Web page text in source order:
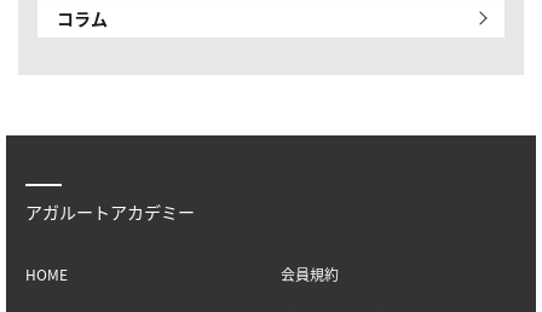
コラム
アガルートアカデミー
HOME 会員規約